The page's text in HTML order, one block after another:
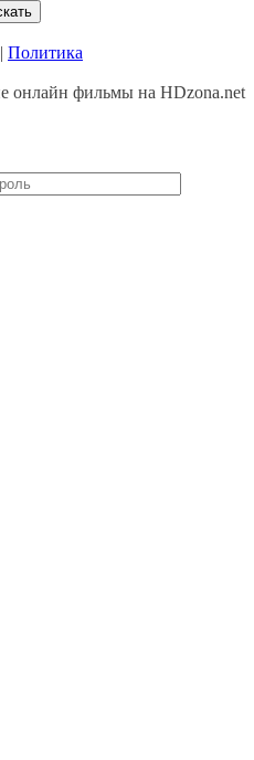
| Политика
онлайн фильмы на HDzona.net